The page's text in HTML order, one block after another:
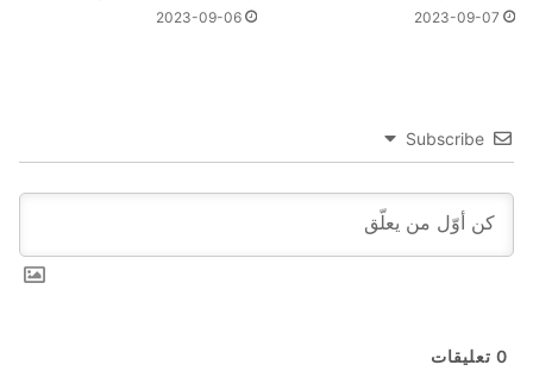
2023-09-07
2023-09-06
Subscribe
0 تعليقات